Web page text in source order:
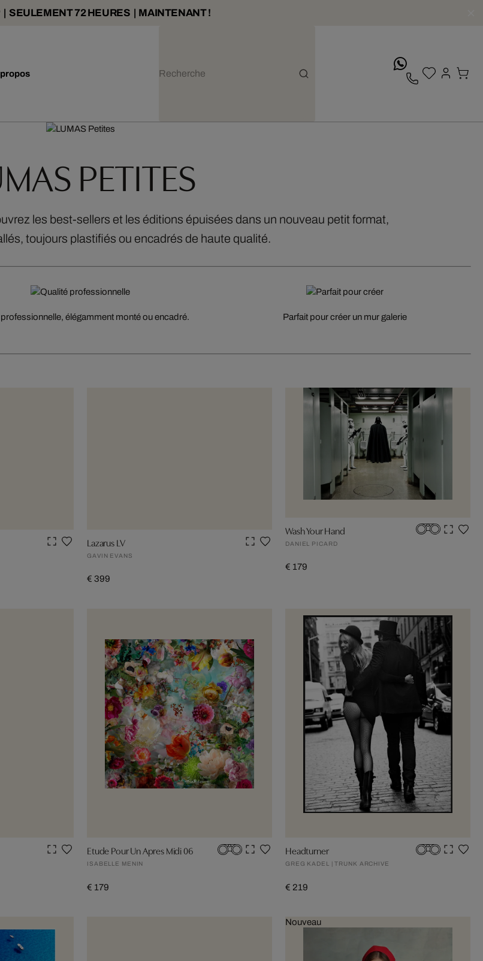
| SEULEMENT 72 HEURES | MAINTENANT !
PETITES
les best-sellers et les éditions épuisées dans un nouveau petit format,
toujours plastifiés ou encadrés de haute qualité.
élégamment monté ou encadré. Parfait pour créer un mur galerie
Lazarus LV
GAVIN EVANS
€ 399
Wash Your Hand
DANIEL PICARD
€ 179
Etude Pour Un Apres Midi 06
ISABELLE MENIN
€ 179
Headturner
GREG KADEL | TRUNK ARCHIVE
€ 219
Nouveau